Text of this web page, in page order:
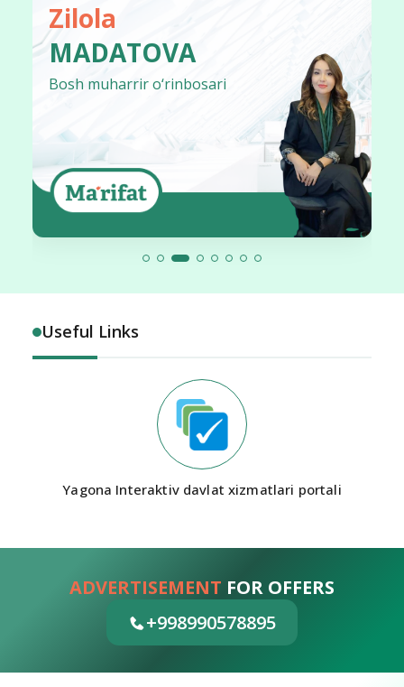
Zilola
MADATOVA
Bosh muharrir o‘rinbosari
Useful Links
Yagona Interaktiv davlat xizmatlari portali
ADVERTISEMENT FOR OFFERS
+998990578895